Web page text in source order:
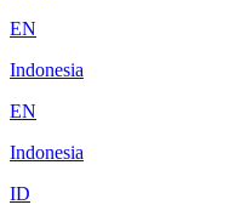
EN
Indonesia
EN
Indonesia
ID